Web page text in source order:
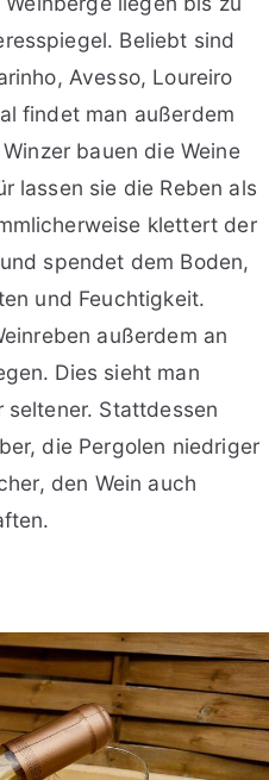
Beliebt sind
Avesso, Loureiro
findet man außerdem
bauen die Weine
lassen sie die Reben als
klettert der
spendet dem Boden,
und Feuchtigkeit.
außerdem an
Dies sieht man
seltener. Stattdessen
die Pergolen niedriger
den Wein auch